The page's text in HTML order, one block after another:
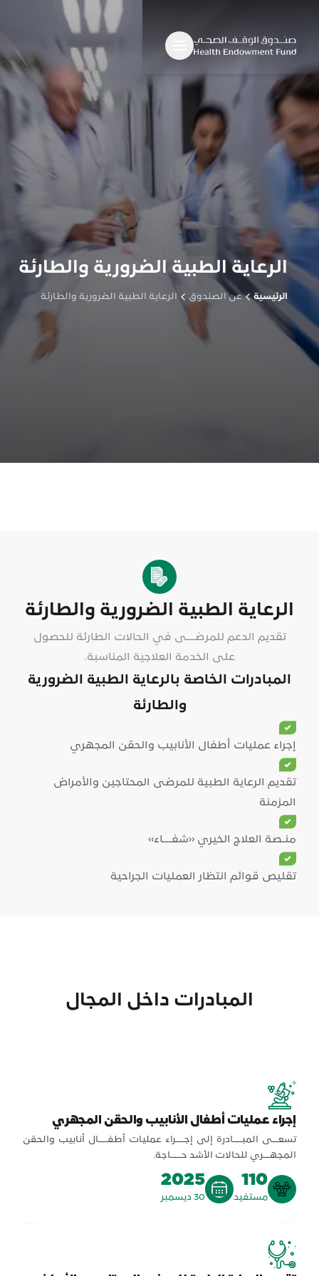
الرعاية الطبية الضرورية والطارئة
الرئيسية عن الصندوق الرعاية الطبية الضرورية والطارئة
الرعاية الطبية الضرورية والطارئة
تقديم الدعم للمرضـــى في الحالات الطارئة للحصول
على الخدمة العلاجية المناسبة.
المبادرات الخاصة بالرعاية الطبية الضرورية
والطارئة
إجراء عمليات أطفال الأنابيب والحقن المجهري
تقديم الرعاية الطبية للمرضى المحتاجين والأمراض
المزمنة
منـصة العلاج الخيري «شفـــاء»
تقليص قوائم انتظار العمليات الجراحية
المبادرات داخل المجال
إجراء عمليات أطفال الأنابيب والحقن المجهري
تسعـــى المبــــادرة إلى إجــــراء عمليات أطفــــال أنابيب والحقن
المجهـــري للحالات الأشد حـــــاجة.
110
مستفيد
2025
30 ديسمبر